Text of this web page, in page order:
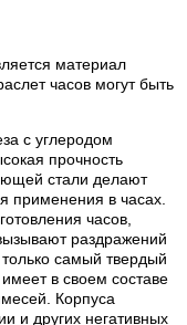
материал
часов могут быть
с углеродом
прочность
стали делают
применения в часах.
часов,
раздражений
самый твердый
в своем составе
Корпуса
и других негативных